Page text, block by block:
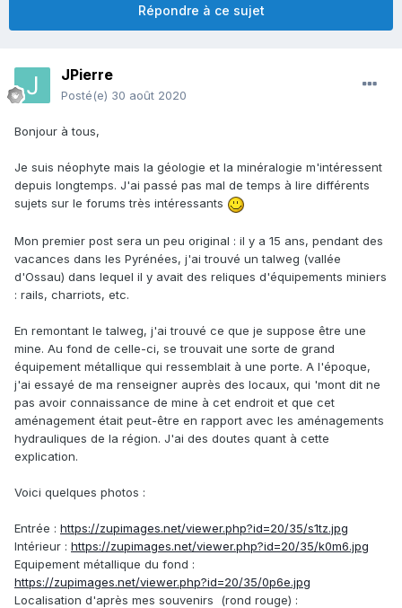
Répondre à ce sujet
JPierre
Posté(e) 30 août 2020
Bonjour à tous,
Je suis néophyte mais la géologie et la minéralogie m'intéressent
depuis longtemps. J'ai passé pas mal de temps à lire différents
sujets sur le forums très intéressants
Mon premier post sera un peu original : il y a 15 ans, pendant des
vacances dans les Pyrénées, j'ai trouvé un talweg (vallée
d'Ossau) dans lequel il y avait des reliques d'équipements miniers
: rails, charriots, etc.
En remontant le talweg, j'ai trouvé ce que je suppose être une
mine. Au fond de celle-ci, se trouvait une sorte de grand
équipement métallique qui ressemblait à une porte. A l'époque,
j'ai essayé de ma renseigner auprès des locaux, qui 'mont dit ne
pas avoir connaissance de mine à cet endroit et que cet
aménagement était peut-être en rapport avec les aménagements
hydrauliques de la région. J'ai des doutes quant à cette
explication.
Voici quelques photos :
Entrée : https://zupimages.net/viewer.php?id=20/35/s1tz.jpg
Intérieur : https://zupimages.net/viewer.php?id=20/35/k0m6.jpg
Equipement métallique du fond :
https://zupimages.net/viewer.php?id=20/35/0p6e.jpg
Localisation d'après mes souvenirs (rond rouge) :